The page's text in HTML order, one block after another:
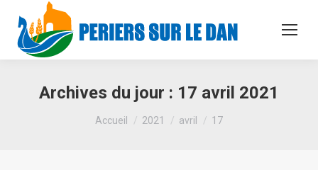
Archives du jour : 17 avril 2021
Vous êtes ici :
Accueil 2021 avril 17